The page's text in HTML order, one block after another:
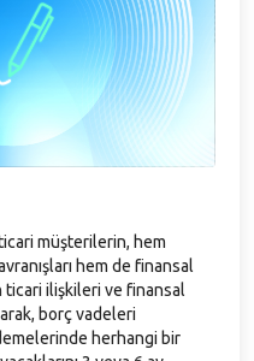
müşterilerin, hem
hem de finansal
ticari ilişkileri ve finansal
borç vadeleri
herhangi bir